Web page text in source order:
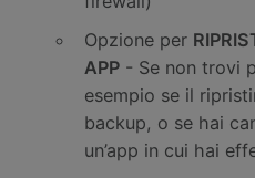
Opzione per
APP - Se non trovi
esempio se il
backup, o se hai
un’app in cui hai